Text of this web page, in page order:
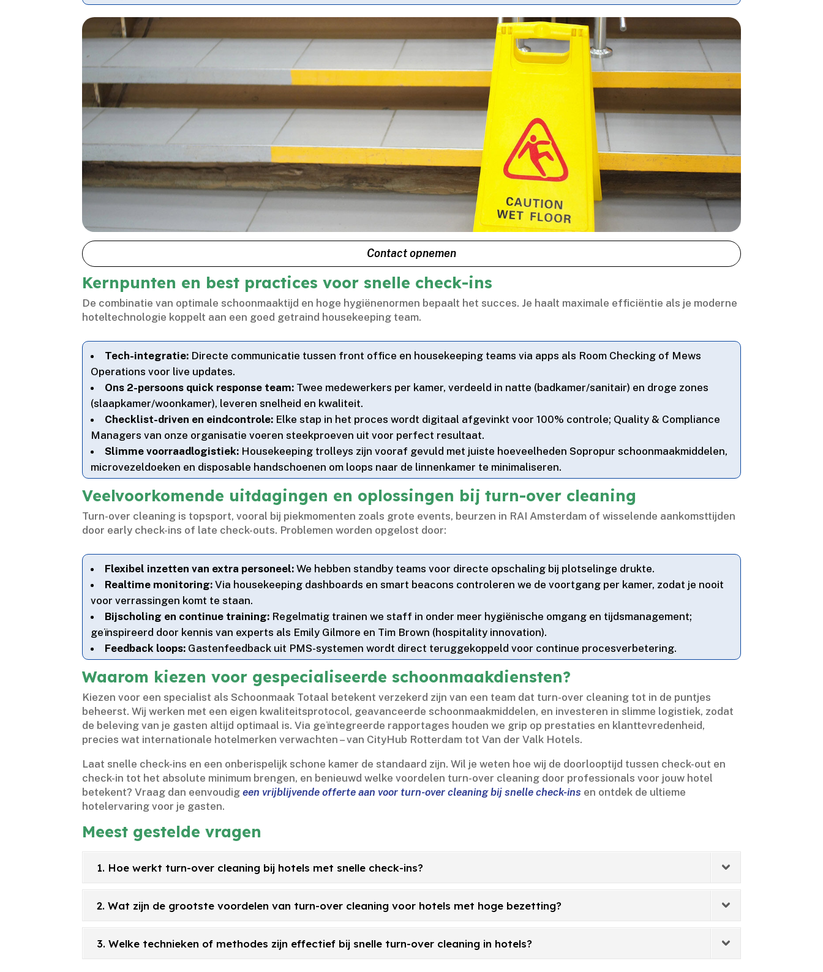
Contact opnemen
Kernpunten en best practices voor snelle check-ins
De combinatie van optimale schoonmaaktijd en hoge hygiënenormen bepaalt het succes.​ Je haalt maximale efficiëntie als je moderne
hoteltechnologie koppelt aan een goed getraind housekeeping team.​
Tech-integratie: Directe communicatie tussen front office en housekeeping teams via apps als Room Checking of Mews
Operations voor live updates.​
Ons 2-persoons quick response team: Twee medewerkers per kamer, verdeeld in natte (badkamer/sanitair) en droge zones
(slaapkamer/woonkamer), leveren snelheid en kwaliteit.​
Checklist-driven en eindcontrole: Elke stap in het proces wordt digitaal afgevinkt voor 100% controle; Quality & Compliance
Managers van onze organisatie voeren steekproeven uit voor perfect resultaat.​
Slimme voorraadlogistiek: Housekeeping trolleys zijn vooraf gevuld met juiste hoeveelheden Sopropur schoonmaakmiddelen,
microvezeldoeken en disposable handschoenen om loops naar de linnenkamer te minimaliseren.​
Veelvoorkomende uitdagingen en oplossingen bij turn-over cleaning
Turn-over cleaning is topsport, vooral bij piekmomenten zoals grote events, beurzen in RAI Amsterdam of wisselende aankomsttijden
door early check-ins of late check-outs.​ Problemen worden opgelost door:
Flexibel inzetten van extra personeel: We hebben standby teams voor directe opschaling bij plotselinge drukte.​
Realtime monitoring: Via housekeeping dashboards en smart beacons controleren we de voortgang per kamer, zodat je nooit
voor verrassingen komt te staan.​
Bijscholing en continue training: Regelmatig trainen we staff in onder meer hygiënische omgang en tijdsmanagement;
geïnspireerd door kennis van experts als Emily Gilmore en Tim Brown (hospitality innovation).​
Feedback loops: Gastenfeedback uit PMS-systemen wordt direct teruggekoppeld voor continue procesverbetering.​
Waarom kiezen voor gespecialiseerde schoonmaakdiensten?
Kiezen voor een specialist als Schoonmaak Totaal betekent verzekerd zijn van een team dat turn-over cleaning tot in de puntjes
beheerst.​ Wij werken met een eigen kwaliteitsprotocol, geavanceerde schoonmaakmiddelen, en investeren in slimme logistiek, zodat
de beleving van je gasten altijd optimaal is.​ Via geïntegreerde rapportages houden we grip op prestaties en klanttevredenheid,
precies wat internationale hotelmerken verwachten – van CityHub Rotterdam tot Van der Valk Hotels.​
Laat snelle check-ins en een onberispelijk schone kamer de standaard zijn.​ Wil je weten hoe wij de doorlooptijd tussen check-out en
check-in tot het absolute minimum brengen, en benieuwd welke voordelen turn-over cleaning door professionals voor jouw hotel
betekent? Vraag dan eenvoudigeen vrijblijvende offerte aan voor turn-over cleaning bij snelle check-ins en ontdek de ultieme
hotelervaring voor je gasten.​
Meest gestelde vragen
1. Hoe werkt turn-over cleaning bij hotels met snelle check-ins?
2. Wat zijn de grootste voordelen van turn-over cleaning voor hotels met hoge bezetting?
3. Welke technieken of methodes zijn effectief bij snelle turn-over cleaning in hotels?